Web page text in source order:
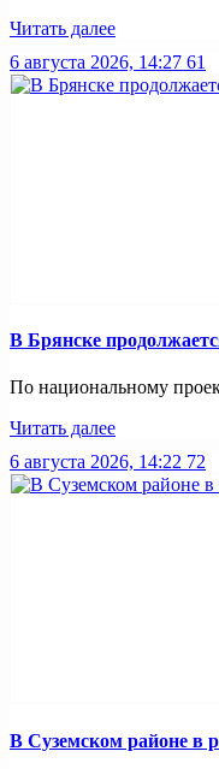
Читать далее
6 августа 2026, 14:27 61
В Брянске
По национальному
Читать далее
6 августа 2026, 14:22 72
В Суземском районе в